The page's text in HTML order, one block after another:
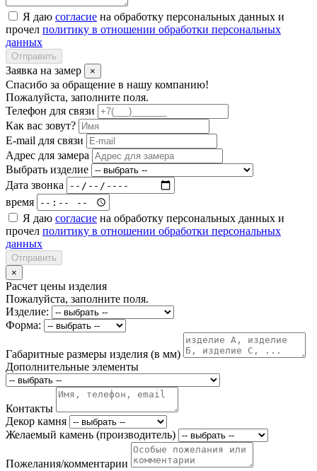
Я даю согласие на обработку персональных данных и
прочел политику в отношении обработки персональных
данных
Отправить
Заявка на замер ×
Спасибо за обращение в нашу компанию!
Пожалуйста, заполните поля.
Телефон для связи
Как вас зовут?
E-mail для связи
Адрес для замера
Выбрать изделие
Дата звонка
время
Я даю согласие на обработку персональных данных и
прочел политику в отношении обработки персональных
данных
Отправить
×
Расчет цены изделия
Пожалуйста, заполните поля.
Изделие:
Форма:
Габаритные размеры изделия (в мм)
Дополнительные элементы
Контакты
Декор камня
Желаемый камень (производитель)
Пожелания/комментарии